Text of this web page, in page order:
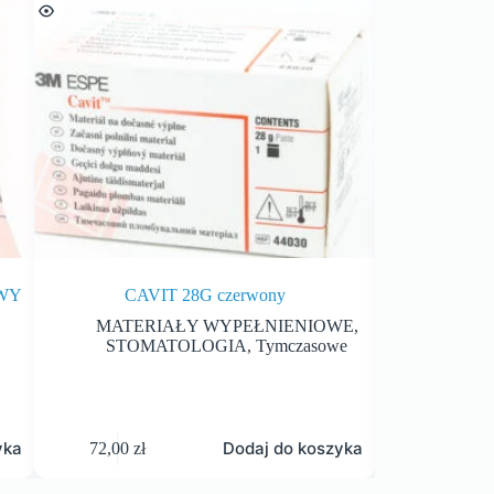
CAVIT 28G czerwony
MATERIAŁY WYPEŁNIENIOWE,
STOMATOLOGIA,Tymczasowe
72,00 zł Dodaj do koszyka